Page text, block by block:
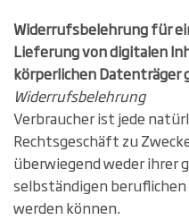
Widerrufsbelehrung für
Lieferung von digitalen
körperlichen Datenträger
Widerrufsbelehrung
Verbraucher ist jede
Rechtsgeschäft zu
überwiegend weder ihrer
selbständigen
werden können.